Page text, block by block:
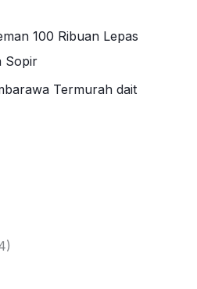
100 Ribuan Lepas
Sopir
Termurah dait